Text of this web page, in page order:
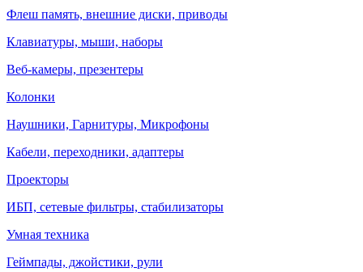
Флеш память, внешние диски, приводы
Клавиатуры, мыши, наборы
Веб-камеры, презентеры
Колонки
Наушники, Гарнитуры, Микрофоны
Кабели, переходники, адаптеры
Проекторы
ИБП, сетевые фильтры, стабилизаторы
Умная техника
Геймпады, джойстики, рули